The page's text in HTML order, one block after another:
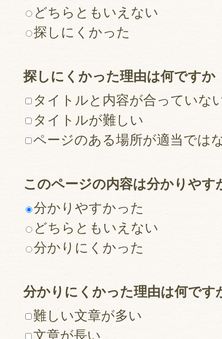
どちらともいえない
探しにくかった
探しにくかった理由は何ですか
タイトルと内容が合っていな
タイトルが難しい
ページのある場所が適当では
このページの内容は分かりやす
分かりやすかった
どちらともいえない
分かりにくかった
分かりにくかった理由は何です
難しい文章が多い
文章が長い